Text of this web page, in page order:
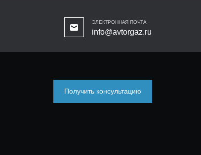
ЭЛЕКТРОННАЯ ПОЧТА
info@avtorgaz.ru
Получить консультацию